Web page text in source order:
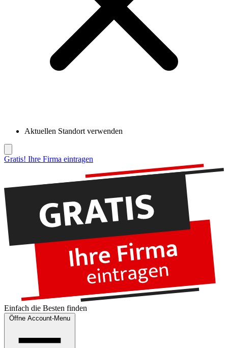
Aktuellen Standort verwenden
Gratis! Ihre Firma eintragen
Einfach die Besten finden
Öffne Account-Menu